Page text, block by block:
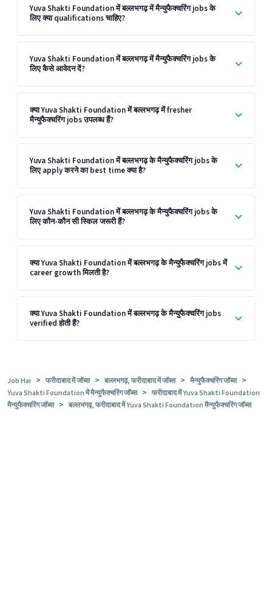
Yuva Shakti Foundation में बल्लभगढ़ में मैन्युफैक्चरिंग jobs के
लिए क्या qualifications चाहिए?
Yuva Shakti Foundation में बल्लभगढ़ में मैन्युफैक्चरिंग jobs के
लिए कैसे आवेदन दें?
क्या Yuva Shakti Foundation में बल्लभगढ़ में fresher
मैन्युफैक्चरिंग jobs उपलब्ध हैं?
Yuva Shakti Foundation में बल्लभगढ़ के मैन्युफैक्चरिंग jobs के
लिए apply करने का best time क्या है?
Yuva Shakti Foundation में बल्लभगढ़ के मैन्युफैक्चरिंग jobs के
लिए कौन-कौन सी स्किल जरूरी हैं?
क्या Yuva Shakti Foundation में बल्लभगढ़ के मैन्युफैक्चरिंग jobs में
career growth मिलती है?
क्या Yuva Shakti Foundation में बल्लभगढ़ के मैन्युफैक्चरिंग jobs
verified होती हैं?
Job Hai > फरीदाबाद में जॉब्स > बल्लभगढ़, फरीदाबाद में जॉब्स > मैन्युफैक्चरिंग जॉब्स >
Yuva Shakti Foundation में मैन्युफैक्चरिंग जॉब्स > फरीदाबाद में Yuva Shakti Foundation
मैन्युफैक्चरिंग जॉब्स > बल्लभगढ़, फरीदाबाद में Yuva Shakti Foundation मैन्युफैक्चरिंग जॉब्स